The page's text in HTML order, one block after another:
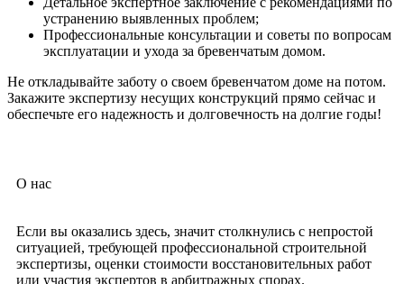
устранению выявленных проблем;
Профессиональные консультации и советы по вопросам
эксплуатации и ухода за бревенчатым домом.
Не откладывайте заботу о своем бревенчатом доме на потом.
Закажите экспертизу несущих конструкций прямо сейчас и
обеспечьте его надежность и долговечность на долгие годы!
О нас
Если вы оказались здесь, значит столкнулись с непростой
ситуацией, требующей профессиональной строительной
экспертизы, оценки стоимости восстановительных работ
или участия экспертов в арбитражных спорах.